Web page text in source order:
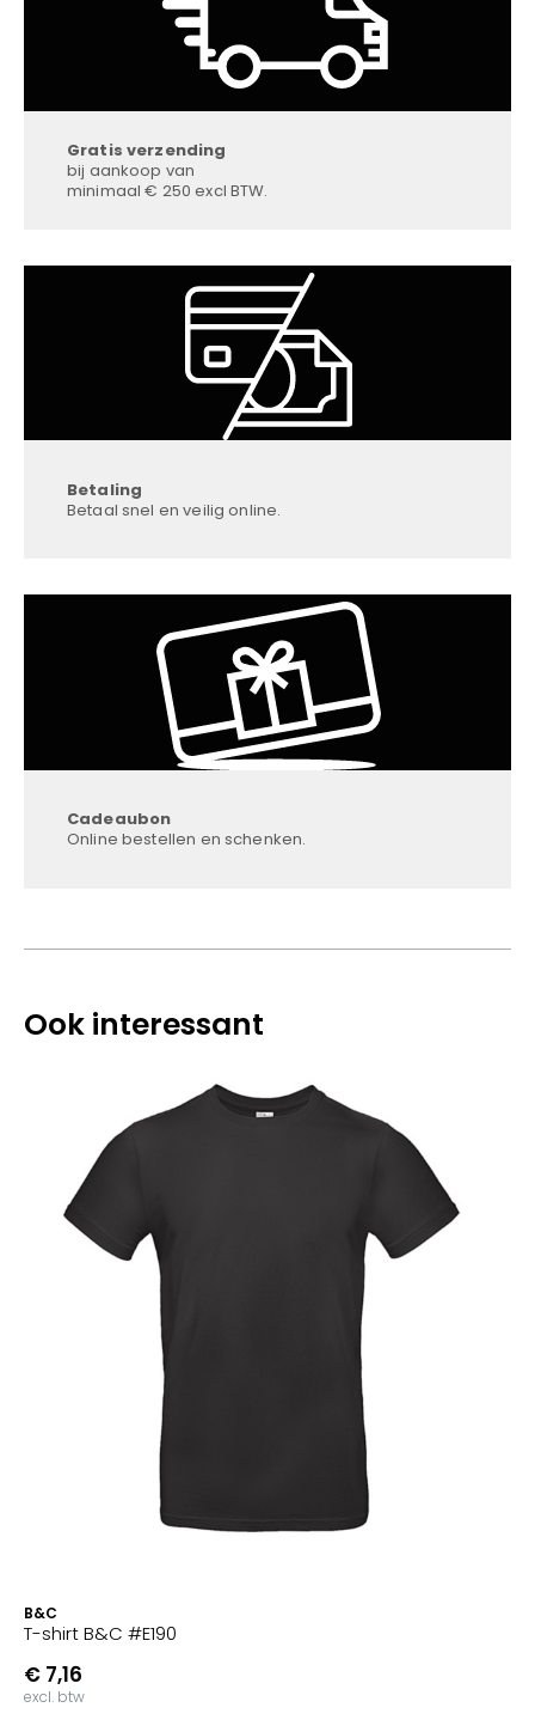
Gratis verzending
bij aankoop van
minimaal € 250 excl BTW.
Betaling
Betaal snel en veilig online.
Cadeaubon
Online bestellen en schenken.
Ook interessant
B&C
T-shirt B&C #E190
€ 7,16
excl. btw